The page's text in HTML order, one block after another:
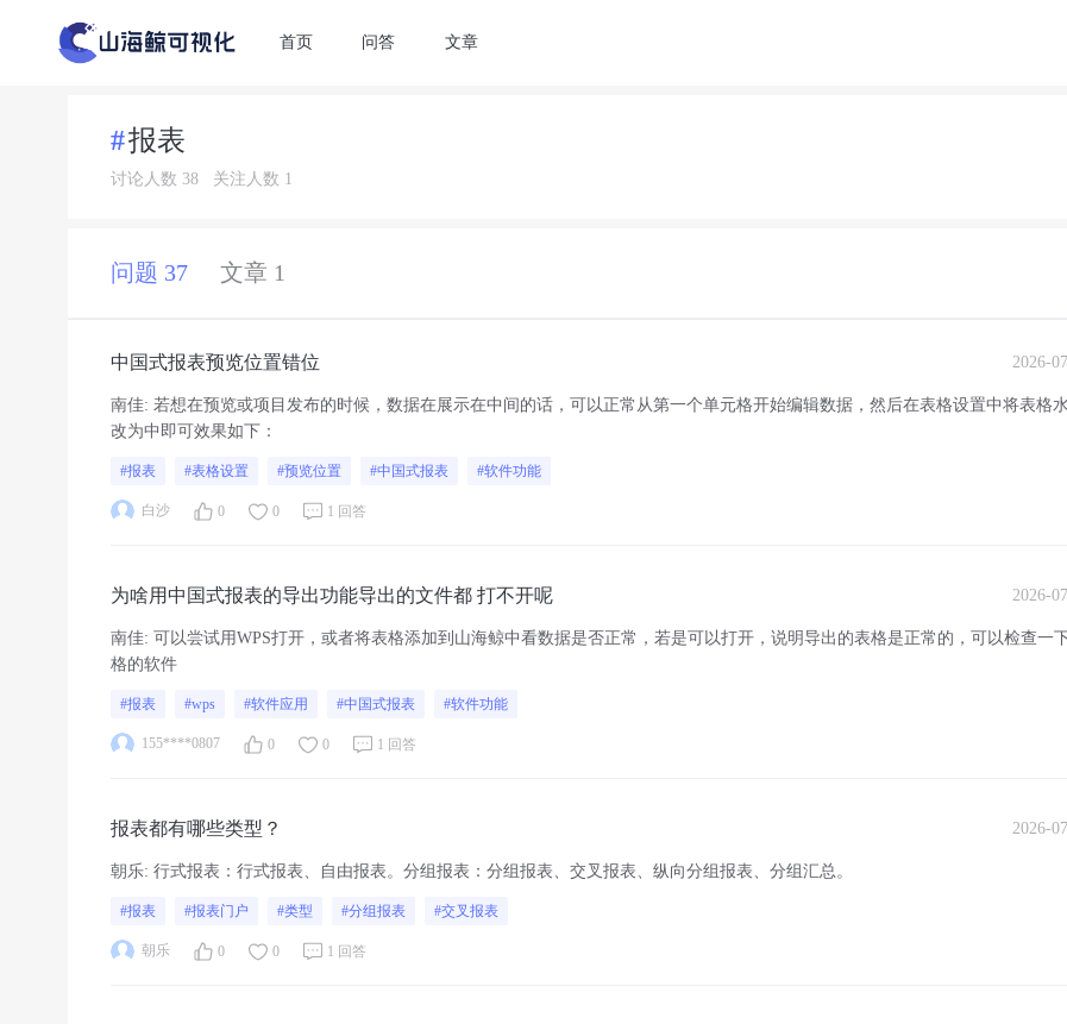
首页 问答 文章
报表
讨论人数 38 关注人数 1
问题 37 文章 1
中国式报表预览位置错位 2026-
南佳: 若想在预览或项目发布的时候，数据在展示在中间的话，可以正常从第一个单元格开始编辑数据，然后在表格设置中将表格
改为中即可效果如下：
#报表 #表格设置 #预览位置 #中国式报表 #软件功能
白沙 0 0 1 回答
为啥用中国式报表的导出功能导出的文件都 打不开呢 2026-
南佳: 可以尝试用WPS打开，或者将表格添加到山海鲸中看数据是否正常，若是可以打开，说明导出的表格是正常的，可以检查一
格的软件
#报表 #wps #软件应用 #中国式报表 #软件功能
155****0807 0 0 1 回答
报表都有哪些类型？ 2026-
朝乐: 行式报表：行式报表、自由报表。分组报表：分组报表、交叉报表、纵向分组报表、分组汇总。
#报表 #报表门户 #类型 #分组报表 #交叉报表
朝乐 0 0 1 回答